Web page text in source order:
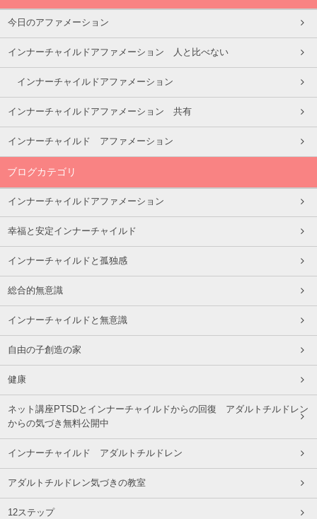
今日のアファメーション
インナーチャイルドアファメーション 人と比べない
インナーチャイルドアファメーション
インナーチャイルドアファメーション 共有
インナーチャイルド アファメーション
ブログカテゴリ
インナーチャイルドアファメーション
幸福と安定インナーチャイルド
インナーチャイルドと孤独感
総合的無意識
インナーチャイルドと無意識
自由の子創造の家
健康
ネット講座PTSDとインナーチャイルドからの回復 アダルトチルドレン
からの気づき無料公開中
インナーチャイルド アダルトチルドレン
アダルトチルドレン気づきの教室
12ステップ